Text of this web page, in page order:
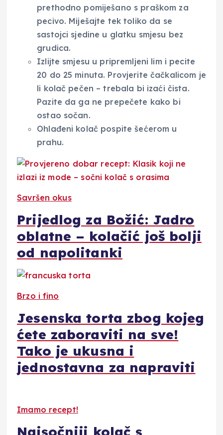
prethodno pomiješano s praškom za
pecivo. Miješajte tek toliko da se
sastojci sjedine u glatku smjesu bez
grudica.
Izlijte smjesu u pripremljeni lim i pecite
20 do 25 minuta. Provjerite čačkalicom je
li kolač pečen – trebala bi izaći čista.
Pazite da ga ne prepečete kako bi
ostao sočan.
Ohlađeni kolač pospite šećerom u
prahu.
Savršen okus
Prijedlog za Božić: Jadro
oblatne – kolačić još bolji
od napolitanki
Brzo i fino
Jesenska torta zbog kojeg
ćete zaboraviti na sve!
Tako je ukusna i
jednostavna za napraviti
Imamo recept!